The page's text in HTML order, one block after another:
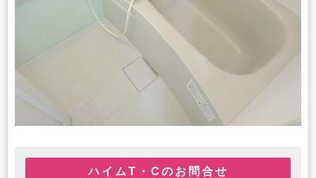
ハイムT・Cのお問合せ